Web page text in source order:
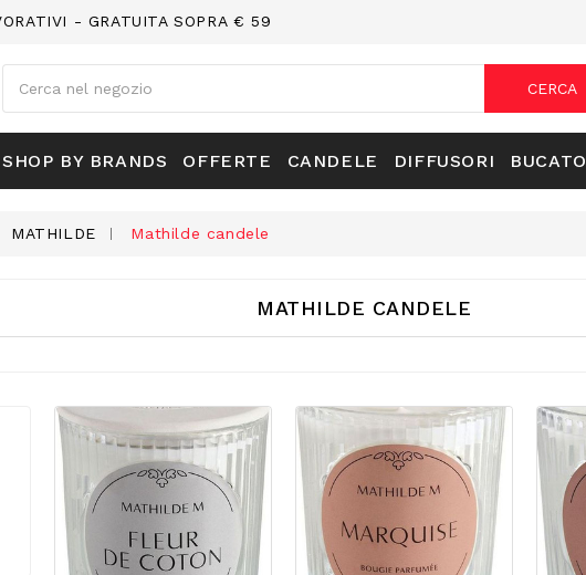
- GRATUITA SOPRA € 59
CERCA
SHOP BY BRANDS OFFERTE CANDELE DIFFUSORI BUCATO
MATHILDE Mathilde candele
MATHILDE CANDELE